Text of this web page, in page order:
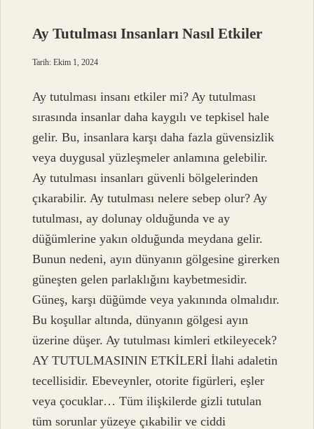
Ay Tutulması Insanları Nasıl Etkiler
Tarih: Ekim 1, 2024
Ay tutulması insanı etkiler mi? Ay tutulması
sırasında insanlar daha kaygılı ve tepkisel hale
gelir. Bu, insanlara karşı daha fazla güvensizlik
veya duygusal yüzleşmeler anlamına gelebilir.
Ay tutulması insanları güvenli bölgelerinden
çıkarabilir. Ay tutulması nelere sebep olur? Ay
tutulması, ay dolunay olduğunda ve ay
düğümlerine yakın olduğunda meydana gelir.
Bunun nedeni, ayın dünyanın gölgesine girerken
güneşten gelen parlaklığını kaybetmesidir.
Güneş, karşı düğümde veya yakınında olmalıdır.
Bu koşullar altında, dünyanın gölgesi ayın
üzerine düşer. Ay tutulması kimleri etkileyecek?
AY TUTULMASININ ETKİLERİ İlahi adaletin
tecellisidir. Ebeveynler, otorite figürleri, eşler
veya çocuklar… Tüm ilişkilerde gizli tutulan
tüm sorunlar yüzeye çıkabilir ve ciddi